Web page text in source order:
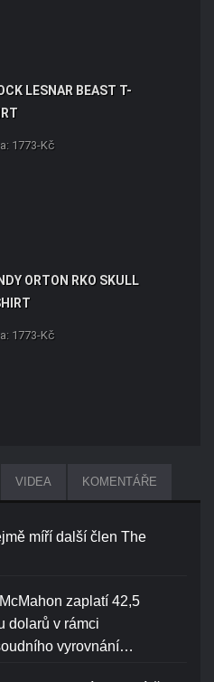
LESNAR BEAST T-
1773-Kč
ORTON RKO SKULL
1773-Kč
VIDEA KOMENTÁŘE
míří další člen The
zaplatí 42,5
dolarů v rámci
vyrovnání…